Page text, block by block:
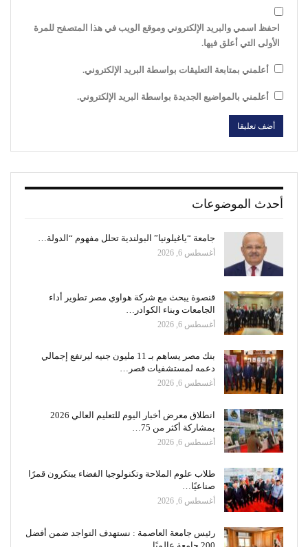
احفظ اسمي والبريد الإلكتروني وموقع الويب في هذا المتصفح للمرة
الأولى التي أعلق فيها.
أعلمني بمتابعة التعليقات بواسطة البريد الإلكتروني.
أعلمني بالمواضيع الجديدة بواسطة البريد الإلكتروني.
أحدث الموضوعات
جامعة “ياغيلونيا” البولندية تحلل مفهوم “الدولة…
أغسطس 6, 2026
قنصوة يبحث مع شركة هواوي مصر تطوير أداء
الجامعات وبناء الكوادر…
أغسطس 6, 2026
بنك مصر يساهم بـ 11 مليون جنيه ليرتفع إجمالي
دعمه لمستشفيات قصر…
أغسطس 6, 2026
انطلاق معرض أخبار اليوم للتعليم العالي 2026
بمشاركة أكثر من 75…
أغسطس 6, 2026
طلاب علوم الملاحة وتكنولوجيا الفضاء يبتكرون قمرًا
صناعيًا…
أغسطس 6, 2026
رئيس جامعة العاصمة : نستهدف التواجد ضمن أفضل